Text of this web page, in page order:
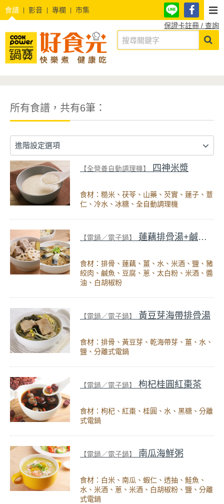
食譜 影音 專欄
市集
保證卡註冊 / 查詢
所有食譜，共有6筆：
進階設定選項
【全營養自動調理機】 四神米漿
食材：糙米、茯苓、山藥、芡實、蓮子、薏
仁、冷水、冰糖、全自動調理機
【電鍋／電子鍋】 蓮藕排骨湯+鹹魚豆腐蒸肉(一鍋兩菜)
食材：排骨、蓮藕、薑、水、米酒、鹽、豬
絞肉、鹹魚、豆腐、蔥、太白粉、米酒、醬
油、白胡椒粉
【電鍋／電子鍋】 黃豆芽海帶排骨湯
食材：排骨、黃豆芽、乾海帶芽、薑、水、
鹽、分離式電鍋
【電鍋／電子鍋】 枸杞桂圓紅棗茶
食材：枸杞、紅棗、桂圓、水、黑糖、分離
式電鍋
【電鍋／電子鍋】 南瓜海鮮粥
食材：白米、南瓜、蝦仁、透抽、鮭魚、
水、米酒、蔥、米酒、白胡椒粉、鹽、分離
式電鍋